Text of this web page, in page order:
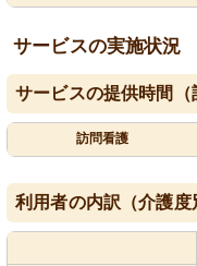
サービスの実施状況
サービスの提供時間（
訪問看護
利用者の内訳（介護度